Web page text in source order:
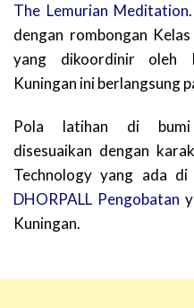
The Lemurian Meditation
dengan rombongan
yang dikoordinir oleh
Kuningan ini berlangsung
Pola latihan di bumi
disesuaikan dengan
Technology yang ada
DHORPALL Pengobatan
Kuningan.